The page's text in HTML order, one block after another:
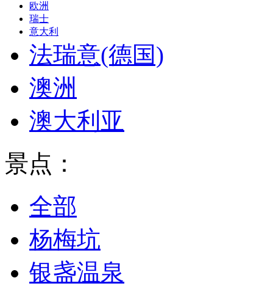
欧洲
瑞士
意大利
法瑞意(德国)
澳洲
澳大利亚
景点：
全部
杨梅坑
银盏温泉